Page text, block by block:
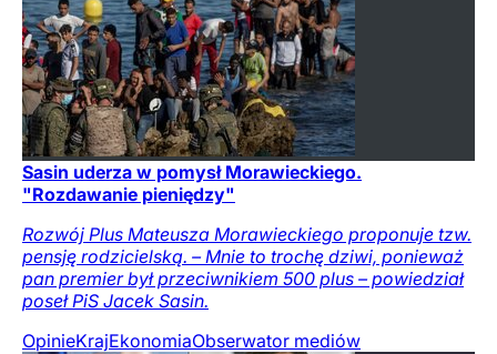
Sasin uderza w pomysł Morawieckiego.
"Rozdawanie pieniędzy"
Rozwój Plus Mateusza Morawieckiego proponuje tzw.
pensję rodzicielską. – Mnie to trochę dziwi, ponieważ
pan premier był przeciwnikiem 500 plus – powiedział
poseł PiS Jacek Sasin.
OpinieKrajEkonomiaObserwator mediów